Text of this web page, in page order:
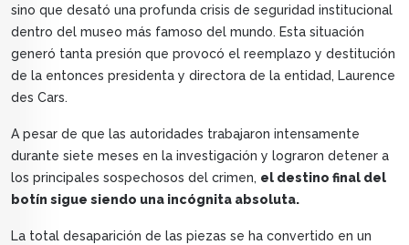
sino que desató una profunda crisis de seguridad institucional
dentro del museo más famoso del mundo. Esta situación
generó tanta presión que provocó el reemplazo y destitución
de la entonces presidenta y directora de la entidad, Laurence
des Cars.
A pesar de que las autoridades trabajaron intensamente
durante siete meses en la investigación y lograron detener a
los principales sospechosos del crimen, el destino final del
botín sigue siendo una incógnita absoluta.
La total desaparición de las piezas se ha convertido en un